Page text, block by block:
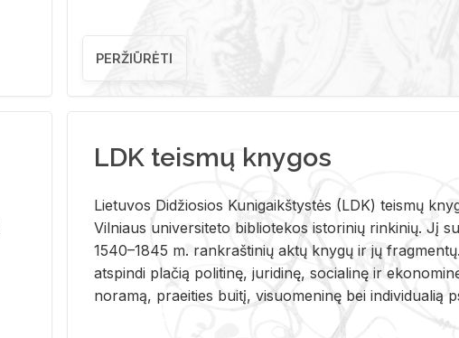
PERŽIŪRĖTI
LDK teismų knygos
Lie­tu­vos Di­džio­sios Ku­ni­gaikš­tys­tės (LDK) teis­mų
Vil­niaus uni­ver­si­te­to bi­b­lio­te­kos is­to­ri­nių rin­ki­nių. Jį
1540–1845 m. rank­raš­ti­nių aktų kny­gų ir jų
at­spin­di pla­čią po­li­ti­nę, ju­ri­di­nę, so­cia­li­nę ir
no­ra­mą, pra­ei­ties bui­tį, vi­suo­me­ni­nę bei in­di­vi­dua­lią